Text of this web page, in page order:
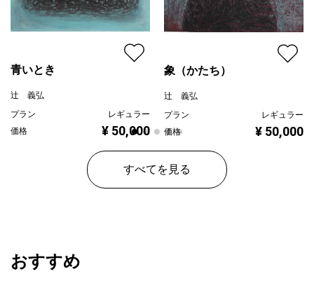
青いとき
辻 義弘
プラン
レギュラー
価格
¥ 50,000
象（かたち）
辻 義弘
プラン
レギュラー
価格
¥ 50,000
すべてを見る
おすすめ